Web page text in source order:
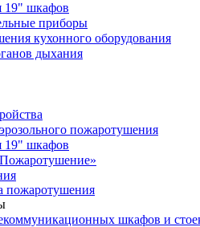
19" шкафов
приборы
кухонного оборудования
дыхания
пожаротушения
19" шкафов
пожаротушения
шкафов и